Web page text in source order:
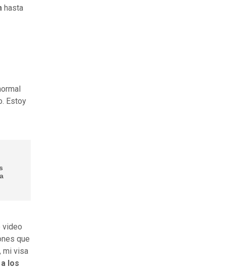
hasta
Estoy
video
que
mi visa
los